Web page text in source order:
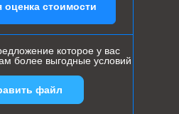
оценка стоимости
которое у вас
более выгодные условий
файл